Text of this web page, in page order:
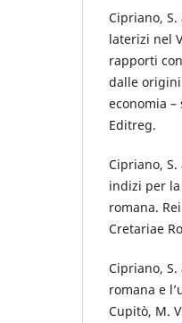
Cipriano,
laterizi nel
rapporti
dalle
economia –
Editreg.
Cipriano, S.
indizi per
romana.
Cretariae
Cipriano,
romana e
Cupitò, M.